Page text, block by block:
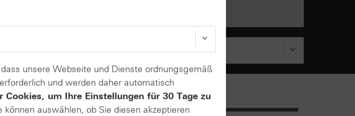
unsere Webseite und Dienste ordnungsgemäß
und werden daher automatisch
Cookies, um Ihre Einstellungen für 30 Tage zu
können auswählen, ob Sie diesen akzeptieren